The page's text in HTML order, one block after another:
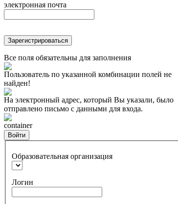
электронная почта
Зарегистрироваться
Все поля обязательны для заполнения
Пользователь по указанной комбинации полей не
найден!
На электронный адрес, который Вы указали, было
отправлено письмо с данными для входа.
container
Войти
Образовательная организация
Логин